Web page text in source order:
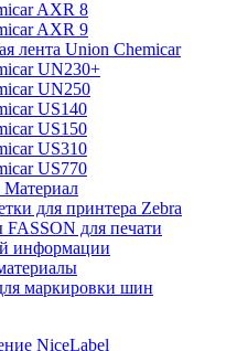
AXR 8
AXR 9
лента Union Chemicar
UN230+
UN250
US140
US150
US310
US770
для принтера Zebra
для печати
информации
маркировки шин
NiceLabel